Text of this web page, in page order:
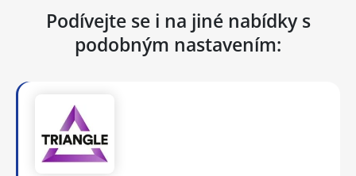
Podívejte se i na jiné nabídky s
podobným nastavením: